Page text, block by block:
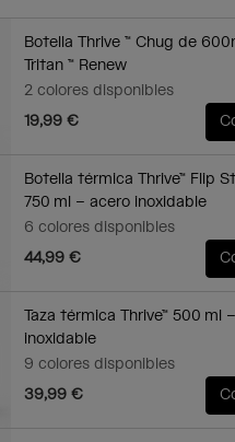
Botella Thrive ™ Chug de
Tritan ™ Renew
2 colores disponibles
19,99 €
Botella térmica Thrive™ Flip
750 ml – acero inoxidable
6 colores disponibles
44,99 €
Taza térmica Thrive™ 500 ml
inoxidable
9 colores disponibles
39,99 €